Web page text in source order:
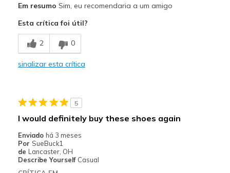
Breathe Well
Comfortable
Melhores utilizações
Going Out
Travel
Em resumo Sim, eu recomendaria a um amigo
Esta crítica foi útil?
2 0
sinalizar esta crítica
5
I would definitely buy these shoes again
Enviado há 3 meses
Por SueBuck1
de Lancaster, OH
Describe Yourself Casual